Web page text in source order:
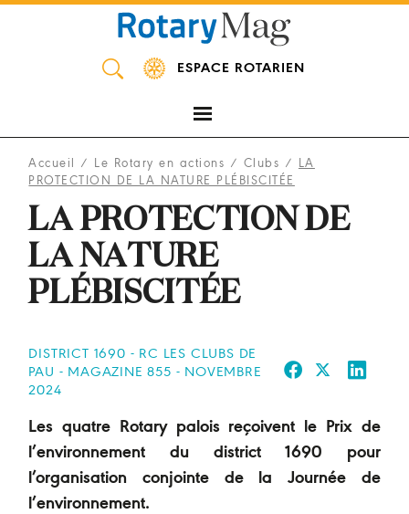
ESPACE ROTARIEN
Accueil / Le Rotary en actions / Clubs / LA
PROTECTION DE LA NATURE PLÉBISCITÉE
LA PROTECTION DE
LA NATURE
PLÉBISCITÉE
DISTRICT 1690 - RC LES CLUBS DE
PAU - MAGAZINE 855 - NOVEMBRE
2024
Les quatre Rotary palois reçoivent le Prix de
l’environnement du district 1690 pour
l’organisation conjointe de la Journée de
l’environnement.
Panneau de gestion des cookies